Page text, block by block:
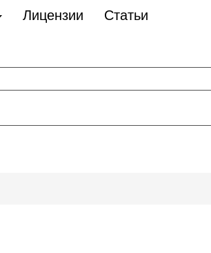
Лицензии Статьи